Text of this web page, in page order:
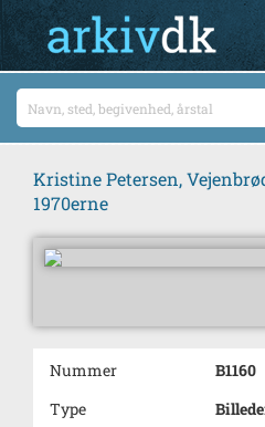
Kristine Petersen,
1970erne
Nummer
B1160
Type